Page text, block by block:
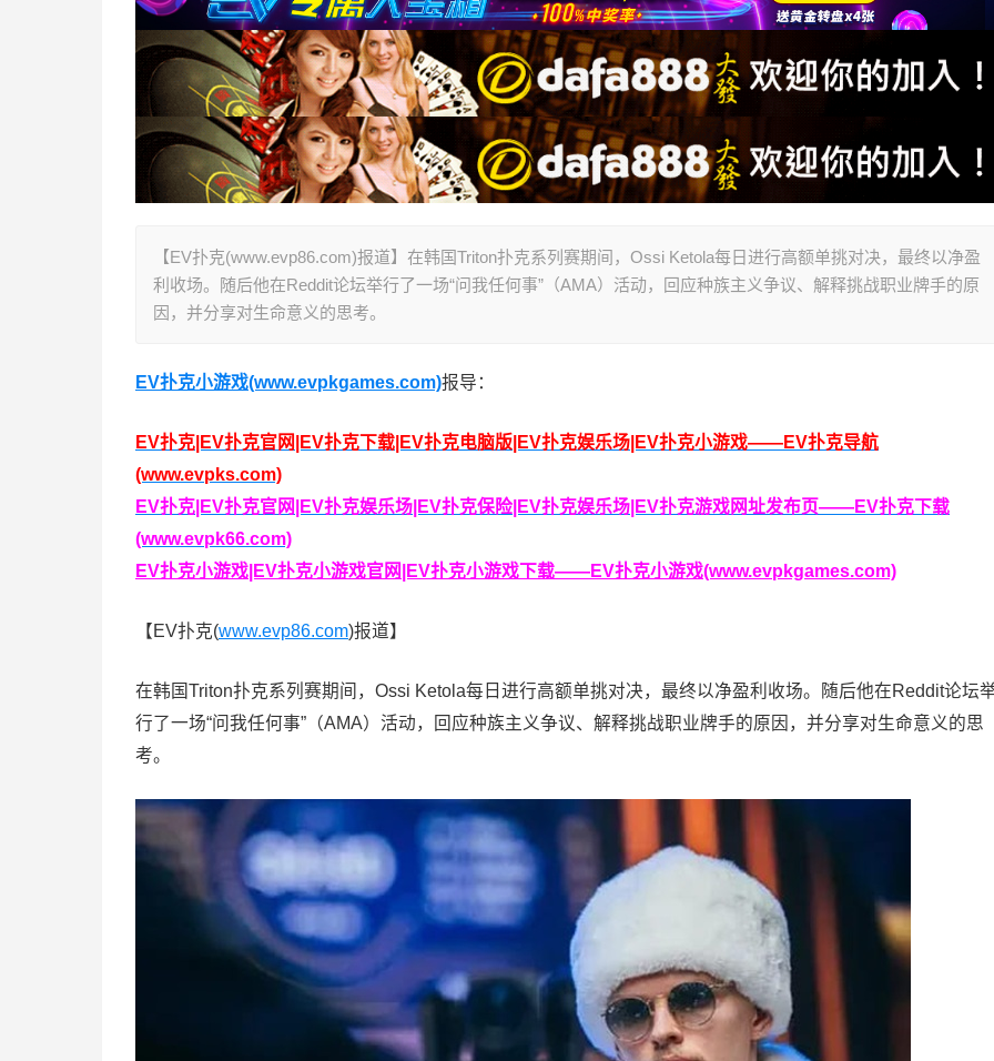
【EV扑克(www.evp86.com)报道】在韩国Triton扑克系列赛期间，Ossi Ketola每日进行高额单挑对决，最终以净盈
利收场。随后他在Reddit论坛举行了一场“问我任何事”（AMA）活动，回应种族主义争议、解释挑战职业牌手的原
因，并分享对生命意义的思考。
EV扑克小游戏(www.evpkgames.com)报导：
EV扑克|EV扑克官网|EV扑克下载|EV扑克电脑版|EV扑克娱乐场|EV扑克小游戏——EV扑克导航
(www.evpks.com)
EV扑克|EV扑克官网|EV扑克娱乐场|EV扑克保险|EV扑克娱乐场|EV扑克游戏网址发布页——EV扑克下载
(www.evpk66.com)
EV扑克小游戏|EV扑克小游戏官网|EV扑克小游戏下载——EV扑克小游戏(www.evpkgames.com)
【EV扑克(www.evp86.com)报道】
在韩国Triton扑克系列赛期间，Ossi Ketola每日进行高额单挑对决，最终以净盈利收场。随后他在Reddit论坛
行了一场“问我任何事”（AMA）活动，回应种族主义争议、解释挑战职业牌手的原因，并分享对生命意义的思
考。